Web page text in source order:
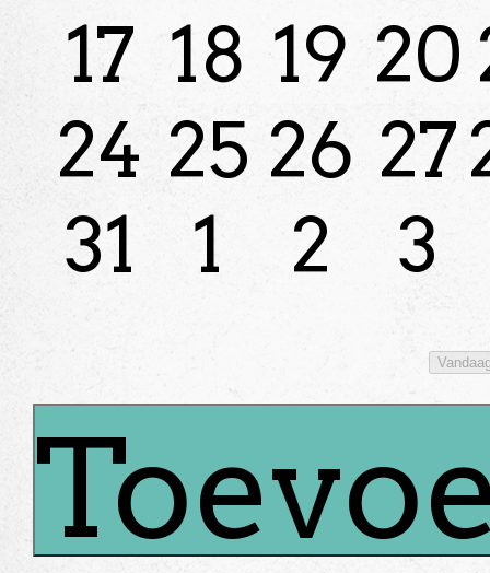
17 18 19 20
24 25 26 27
31
1 2 3